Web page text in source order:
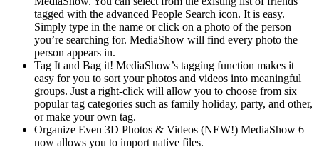
tagged with the advanced People Search icon. It is easy.
Simply type in the name or click on a photo of the person
you’re searching for. MediaShow will find every photo the
person appears in.
Tag It and Bag it! MediaShow’s tagging function makes it
easy for you to sort your photos and videos into meaningful
groups. Just a right-click will allow you to choose from six
popular tag categories such as family holiday, party, and other,
or make your own tag.
Organize Even 3D Photos & Videos (NEW!) MediaShow 6
now allows you to import native files.